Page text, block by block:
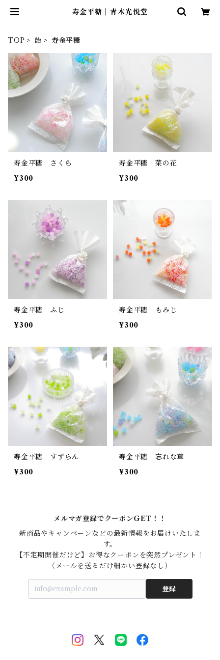
寿金平糖 | 青木光悦堂
TOP 飴 寿金平糖
寿金平糖 さくら
¥300
寿金平糖 菜の花
¥300
寿金平糖 ふじ
¥300
寿金平糖 もみじ
¥300
寿金平糖 すずらん
¥300
寿金平糖 忘れな草
¥300
メルマガ登録でクーポンGET！！
新商品やキャンペーンなどの最新情報をお届けいたしま
す。
【不定期開催だけど】お得なクーポンを突然プレゼント！
（メールを送るだけ細かい登録なし）
登録